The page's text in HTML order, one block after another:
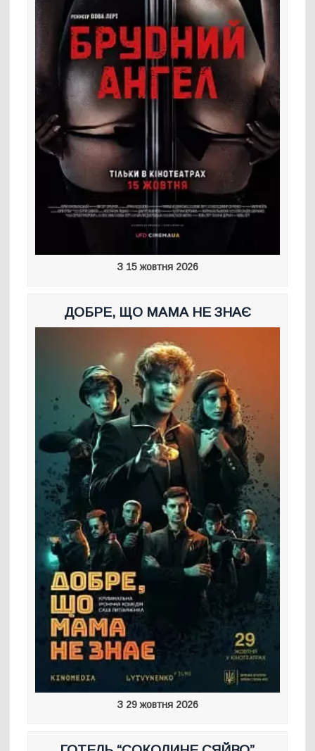
З 15 жовтня 2026
ДОБРЕ, ЩО МАМА НЕ ЗНАЄ
З 29 жовтня 2026